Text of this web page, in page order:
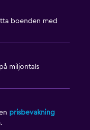
boenden med
miljontals
prisbevakning